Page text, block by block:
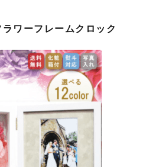
ワーフレームクロック